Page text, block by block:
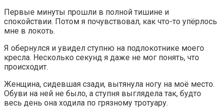
Первые минуты прошли в полной тишине и
спокойствии. Потом я почувствовал, как что-то упёрлось
мне в локоть.
Я обернулся и увидел ступню на подлокотнике моего
кресла. Несколько секунд я даже не мог понять, что
происходит.
Женщина, сидевшая сзади, вытянула ногу на моё место.
Обуви на ней не было, а ступня выглядела так, будто
весь день она ходила по грязному тротуару.